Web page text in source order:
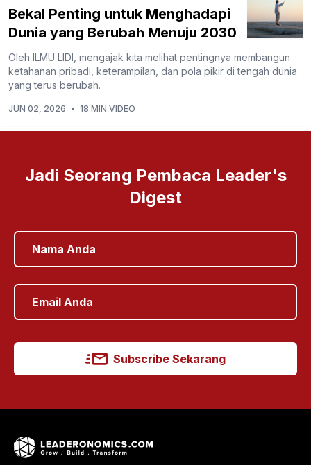
Bekal Penting untuk Menghadapi
Dunia yang Berubah Menuju 2030
Oleh ILMU LIDI, mengajak kita melihat pentingnya membangun
ketahanan pribadi, keterampilan, dan pola pikir di tengah dunia
yang terus berubah.
JUN 02, 2026 • 18 MIN VIDEO
Jadi Seorang Pembaca Leader's
Digest
Subscribe Sekarang